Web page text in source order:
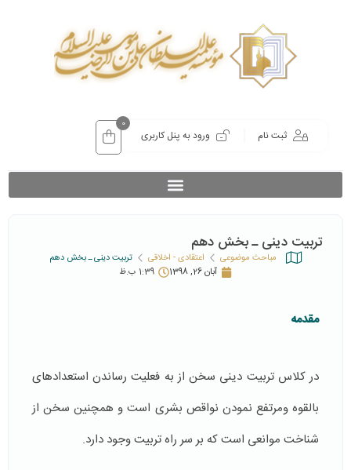
ثبت نام ورود به پنل کاربری
0
تربیت دینی ـ بخش دهم
مباحث موضوعی اعتقادی - اخلاقی
تربیت دینی ـ بخش دهم
آبان 26, 1398
1:39 ب.ظ
مقدمه
در کلاس تربیت دینی سخن از به فعلیت رساندن استعدادهای
بالقوه ومرتفع نمودن نواقص بشری است و همچنین سخن از
شناخت موانعی است که بر سر راه تربیت وجود دارد.